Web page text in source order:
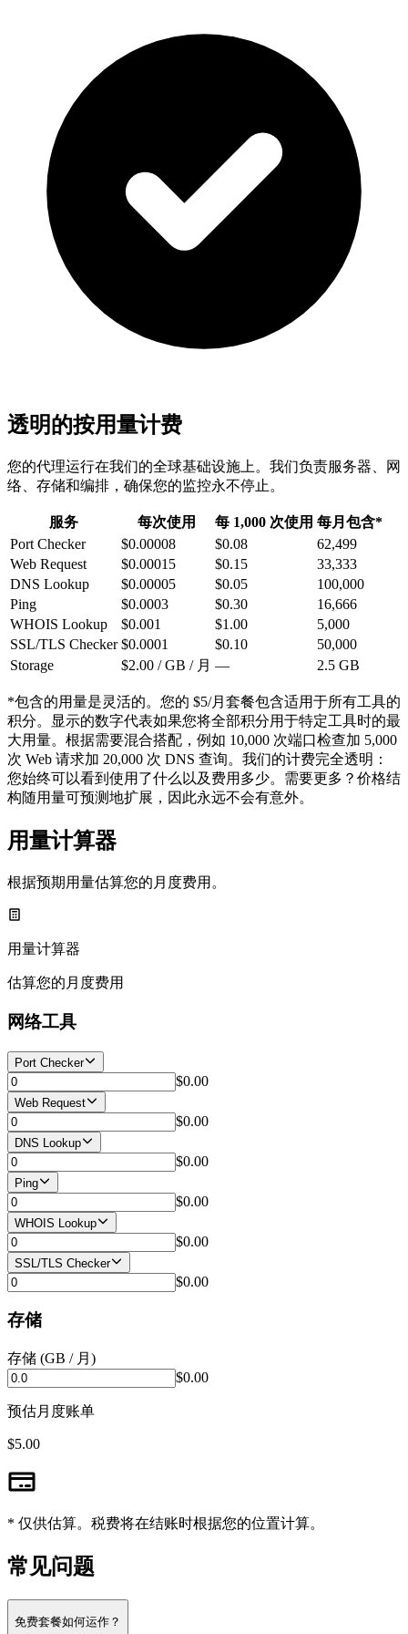
透明的按用量计费
您的代理运行在我们的全球基础设施上。我们负责服务器、网
络、存储和编排，确保您的监控永不停止。
服务 每次使用 每 1,000 次使用 每月包含*
Port Checker
$0.00008 $0.08
62,499
Web Request
$0.00015 $0.15
33,333
DNS Lookup
$0.00005 $0.05
100,000
Ping
$0.0003 $0.30
16,666
WHOIS Lookup
$0.001 $1.00
5,000
SSL/TLS Checker $0.0001 $0.10
50,000
Storage
$2.00 / GB / 月 — 2.5 GB
*包含的用量是灵活的。您的 $5/月套餐包含适用于所有工具的
积分。显示的数字代表如果您将全部积分用于特定工具时的最
大用量。根据需要混合搭配，例如 10,000 次端口检查加 5,000
次 Web 请求加 20,000 次 DNS 查询。我们的计费完全透明：
您始终可以看到使用了什么以及费用多少。需要更多？价格结
构随用量可预测地扩展，因此永远不会有意外。
用量计算器
根据预期用量估算您的月度费用。
用量计算器
估算您的月度费用
网络工具
Port Checker
$0.00
Web Request
$0.00
DNS Lookup
$0.00
Ping
$0.00
WHOIS Lookup
$0.00
SSL/TLS Checker
$0.00
存储
存储 (GB / 月)
$0.00
预估月度账单
$5.00
* 仅供估算。税费将在结账时根据您的位置计算。
常见问题
免费套餐如何运作？